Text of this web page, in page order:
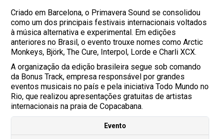
Criado em Barcelona, o Primavera Sound se consolidou
como um dos principais festivais internacionais voltados
à música alternativa e experimental. Em edições
anteriores no Brasil, o evento trouxe nomes como Arctic
Monkeys, Björk, The Cure, Interpol, Lorde e Charli XCX.
A organização da edição brasileira segue sob comando
da Bonus Track, empresa responsável por grandes
eventos musicais no país e pela iniciativa Todo Mundo no
Rio, que realizou apresentações gratuitas de artistas
internacionais na praia de Copacabana.
Evento